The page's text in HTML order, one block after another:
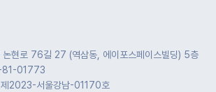
현로 76길 27 (역삼동, 에이포스페이스빌딩) 5층
81-01773
제2023-서울강남-01170호